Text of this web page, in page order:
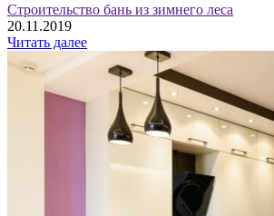
Строительство бань из зимнего леса
20.11.2019
Читать далее